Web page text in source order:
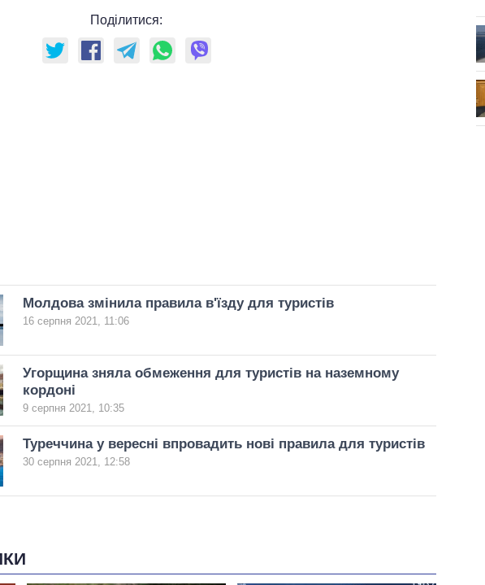
Поділитися:
Молдова змінила правила в'їзду для туристів
16 серпня 2021, 11:06
Угорщина зняла обмеження для туристів на наземному
кордоні
9 серпня 2021, 10:35
Туреччина у вересні впровадить нові правила для туристів
30 серпня 2021, 12:58